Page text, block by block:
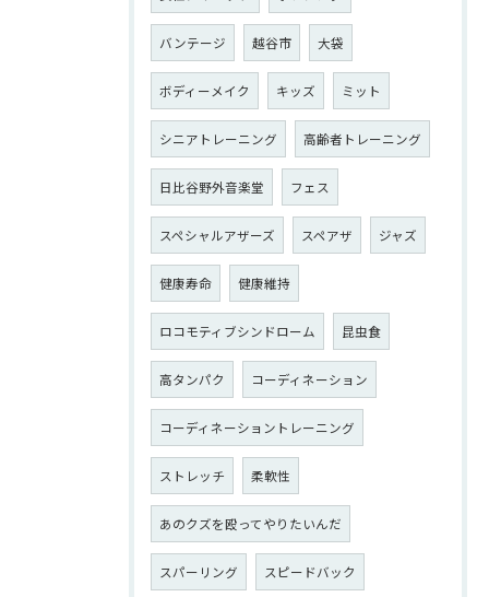
バンテージ 越谷市 大袋
ボディーメイク キッズ ミット
シニアトレーニング 高齢者トレーニング
日比谷野外音楽堂 フェス
スペシャルアザーズ スペアザ ジャズ
健康寿命 健康維持
ロコモティブシンドローム 昆虫食
高タンパク コーディネーション
コーディネーショントレーニング
ストレッチ 柔軟性
あのクズを殴ってやりたいんだ
スパーリング スピードバック